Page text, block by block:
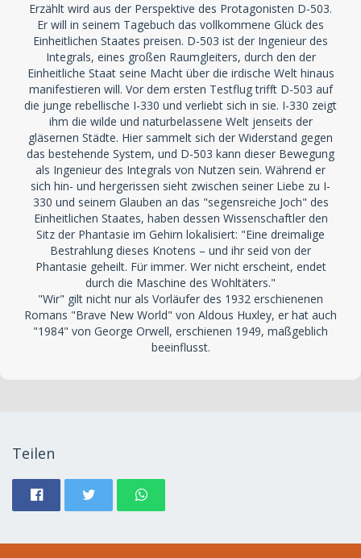
Erzählt wird aus der Perspektive des Protagonisten D-503.
Er will in seinem Tagebuch das vollkommene Glück des
Einheitlichen Staates preisen. D-503 ist der Ingenieur des
Integrals, eines großen Raumgleiters, durch den der
Einheitliche Staat seine Macht über die irdische Welt hinaus
manifestieren will. Vor dem ersten Testflug trifft D-503 auf
die junge rebellische I-330 und verliebt sich in sie. I-330 zeigt
ihm die wilde und naturbelassene Welt jenseits der
gläsernen Städte. Hier sammelt sich der Widerstand gegen
das bestehende System, und D-503 kann dieser Bewegung
als Ingenieur des Integrals von Nutzen sein. Während er
sich hin- und hergerissen sieht zwischen seiner Liebe zu I-
330 und seinem Glauben an das "segensreiche Joch" des
Einheitlichen Staates, haben dessen Wissenschaftler den
Sitz der Phantasie im Gehirn lokalisiert: "Eine dreimalige
Bestrahlung dieses Knotens – und ihr seid von der
Phantasie geheilt. Für immer. Wer nicht erscheint, endet
durch die Maschine des Wohltäters."
"Wir" gilt nicht nur als Vorläufer des 1932 erschienenen
Romans "Brave New World" von Aldous Huxley, er hat auch
"1984" von George Orwell, erschienen 1949, maßgeblich
beeinflusst.
Teilen